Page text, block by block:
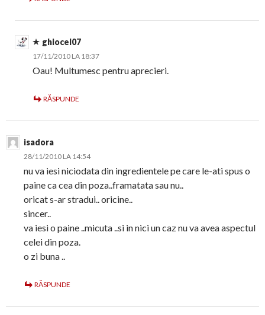
ghiocel07
17/11/2010 LA 18:37
Oau! Multumesc pentru aprecieri.
RĂSPUNDE
isadora
28/11/2010 LA 14:54
nu va iesi niciodata din ingredientele pe care le-ati spus o
paine ca cea din poza..framatata sau nu..
oricat s-ar stradui.. oricine..
sincer..
va iesi o paine ..micuta ..si in nici un caz nu va avea aspectul
celei din poza.
o zi buna ..
RĂSPUNDE